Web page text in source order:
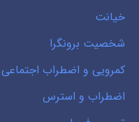
خیانت
شخصیت برونگرا
کمرویی و اضطراب اجتماعی
اضطراب و استرس